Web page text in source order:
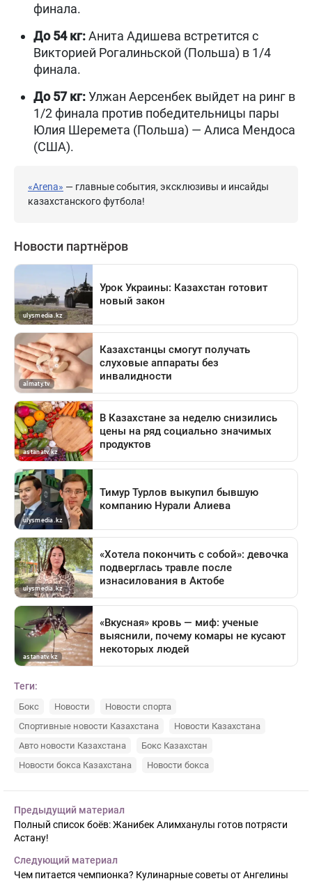
финала.
До 54 кг:Анита Адишева встретится с
Викторией Рогалиньской (Польша) в 1/4
финала.
До 57 кг:Улжан Аерсенбек выйдет на ринг в
1/2 финала против победительницы пары
Юлия Шеремета (Польша) — Алиса Мендоса
(США).
«Arena» — главные события, эксклюзивы и инсайды
казахстанского футбола!
Теги:
Бокс Новости
Новости спорта
Спортивные новости Казахстана
Новости Казахстана
Авто новости Казахстана
Бокс Казахстан
Новости бокса Казахстана
Новости бокса
Предыдущий материал
Полный список боёв: Жанибек Алимханулы готов потрясти
Астану!
Следующий материал
Чем питается чемпионка? Кулинарные советы от Ангелины